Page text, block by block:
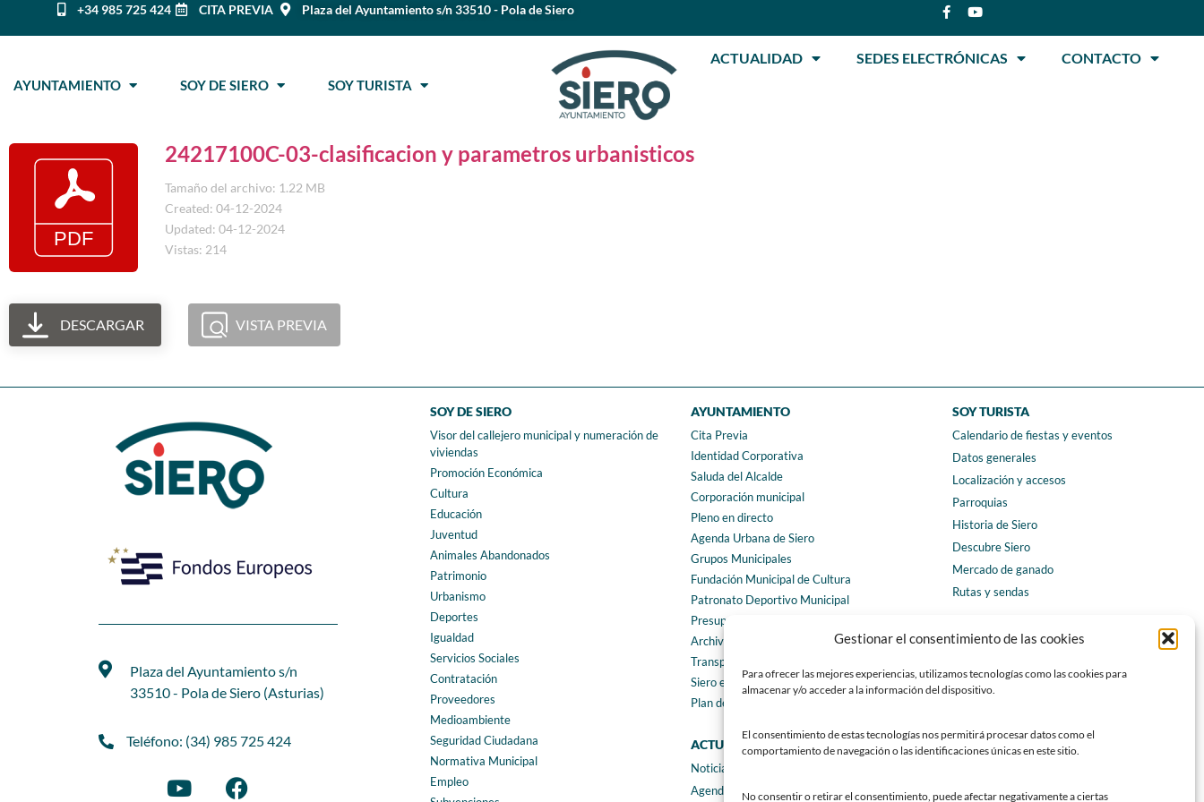
Gestionar el consentimiento de las cookies
Para ofrecer las mejores experiencias, utilizamos tecnologías como las cookies para
almacenar y/o acceder a la información del dispositivo.
El consentimiento de estas tecnologías nos permitirá procesar datos como el
comportamiento de navegación o las identificaciones únicas en este sitio.
No consentir o retirar el consentimiento, puede afectar negativamente a ciertas
+34 985 725 424 CITA PREVIA Plaza del Ayuntamiento s/n 33510 - Pola de Siero
AYUNTAMIENTO SOY DE SIERO SOY TURISTA
ACTUALIDAD SEDES ELECTRÓNICAS CONTACTO
24217100C-03-clasificacion y parametros urbanisticos
Tamaño del archivo: 1.22 MB
Created: 04-12-2024
Updated: 04-12-2024
Vistas: 214
DESCARGAR VISTA PREVIA
Plaza del Ayuntamiento s/n
33510 - Pola de Siero (Asturias)
Teléfono: (34) 985 725 424
SOY DE SIERO
Visor del callejero municipal y numeración de
viviendas
Promoción Económica
Cultura
Educación
Juventud
Animales Abandonados
Patrimonio
Urbanismo
Deportes
Igualdad
Servicios Sociales
Contratación
Proveedores
Medioambiente
Seguridad Ciudadana
Normativa Municipal
Empleo
AYUNTAMIENTO
Cita Previa
Identidad Corporativa
Saluda del Alcalde
Corporación municipal
Pleno en directo
Agenda Urbana de Siero
Grupos Municipales
Fundación Municipal de Cultura
Patronato Deportivo Municipal
Presupuestos municipales
Archivo municipal
Transparencia
Siero en Cifras
Plan de igualdad
ACTUALIDAD
Noticias
Agenda
SOY TURISTA
Calendario de fiestas y eventos
Datos generales
Localización y accesos
Parroquias
Historia de Siero
Descubre Siero
Mercado de ganado
Rutas y sendas
CONTACTO
Teléfonos de interés
Formulario de contacto